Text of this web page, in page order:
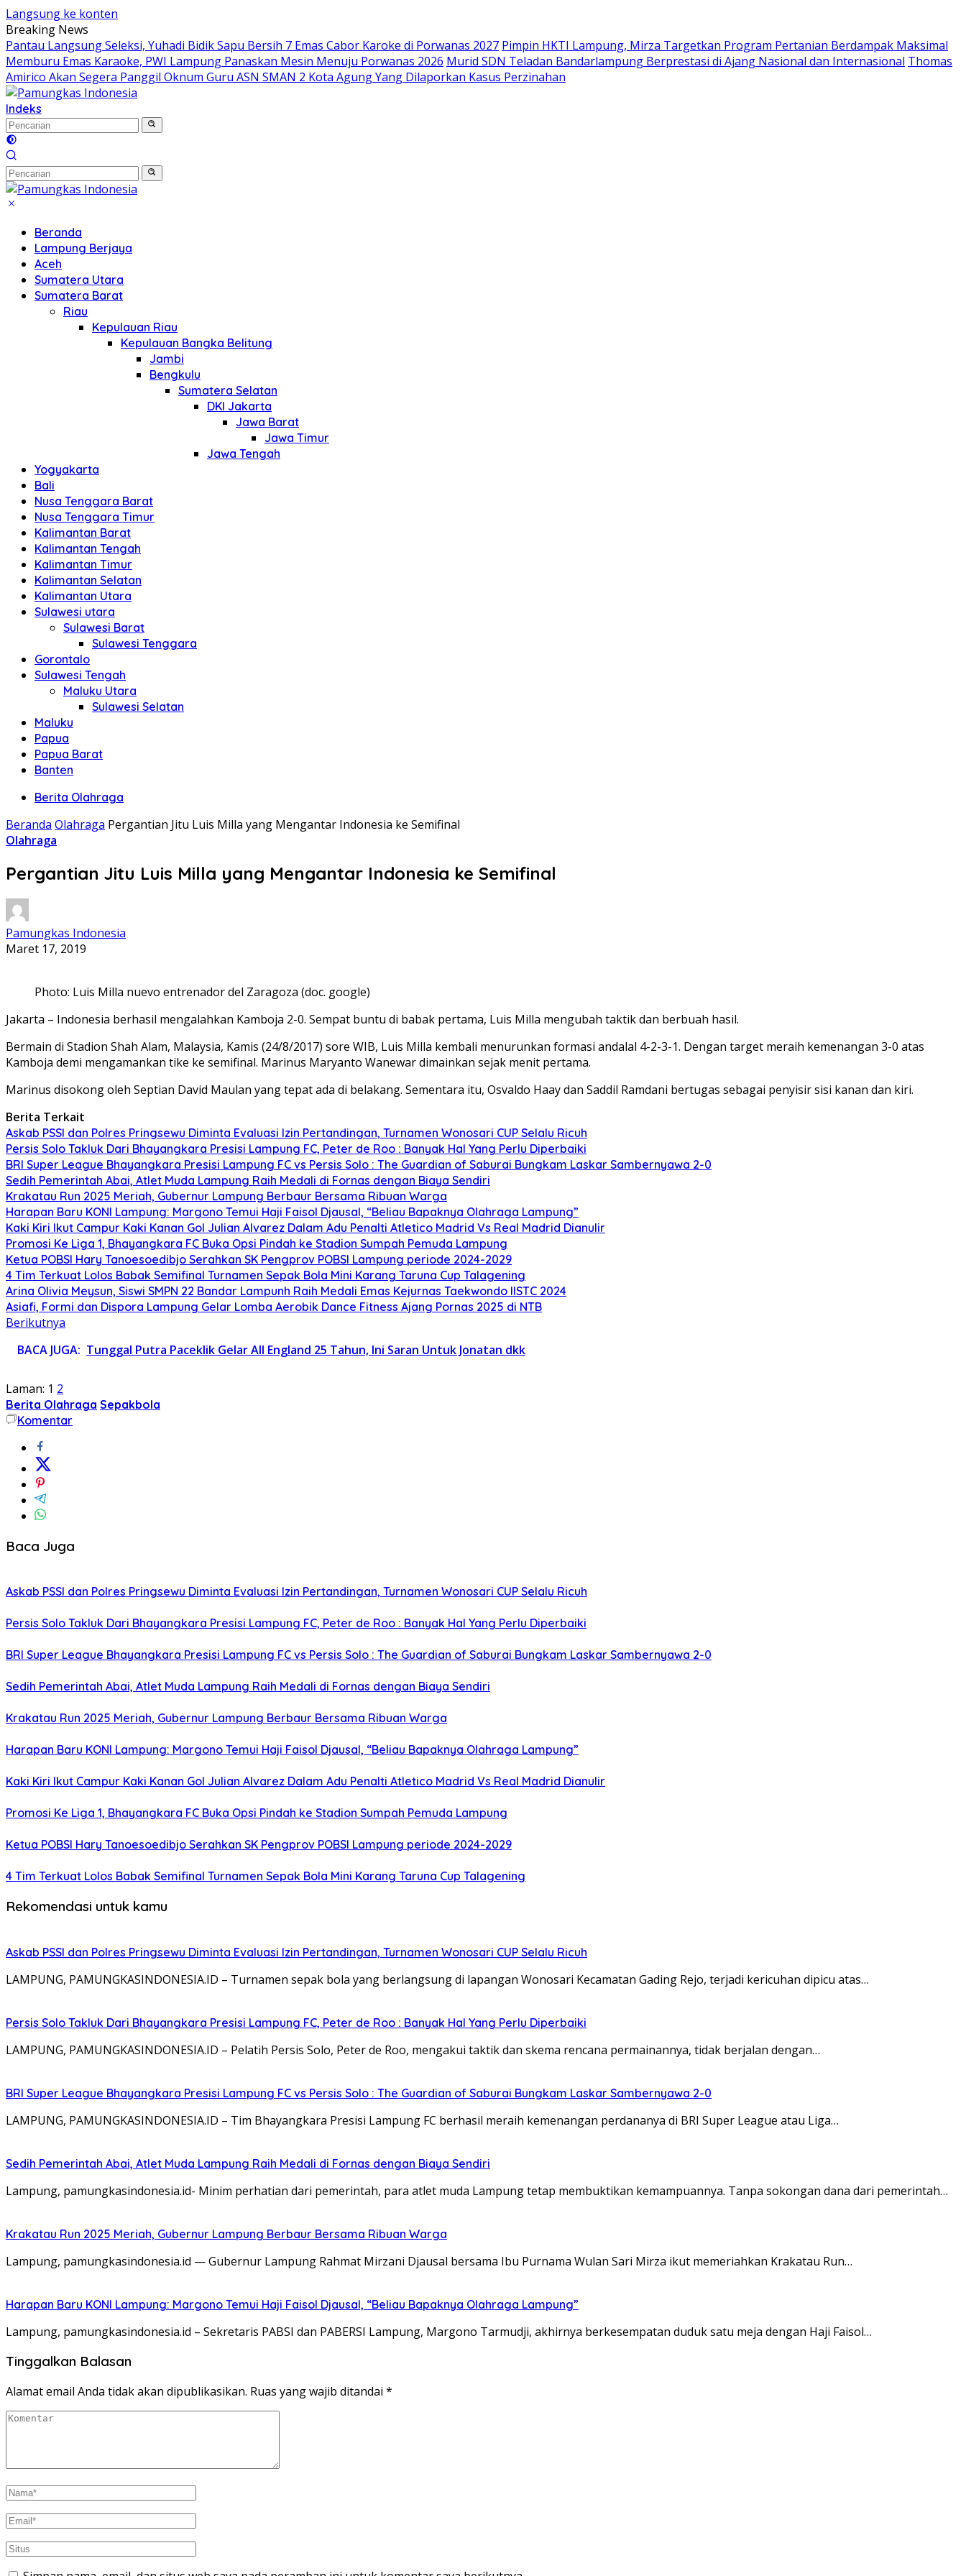
Langsung ke konten
Breaking News
Pantau Langsung Seleksi, Yuhadi Bidik Sapu Bersih 7 Emas Cabor Karoke di Porwanas 2027 Pimpin HKTI Lampung, Mirza Targetkan Program Pertanian Berdampak Maksimal
Memburu Emas Karaoke, PWI Lampung Panaskan Mesin Menuju Porwanas 2026 Murid SDN Teladan Bandarlampung Berprestasi di Ajang Nasional dan Internasional Thomas
Amirico Akan Segera Panggil Oknum Guru ASN SMAN 2 Kota Agung Yang Dilaporkan Kasus Perzinahan
Indeks
Beranda
Lampung Berjaya
Aceh
Sumatera Utara
Sumatera Barat
Riau
Kepulauan Riau
Kepulauan Bangka Belitung
Jambi
Bengkulu
Sumatera Selatan
DKI Jakarta
Jawa Barat
Jawa Timur
Jawa Tengah
Yogyakarta
Bali
Nusa Tenggara Barat
Nusa Tenggara Timur
Kalimantan Barat
Kalimantan Tengah
Kalimantan Timur
Kalimantan Selatan
Kalimantan Utara
Sulawesi utara
Sulawesi Barat
Sulawesi Tenggara
Gorontalo
Sulawesi Tengah
Maluku Utara
Sulawesi Selatan
Maluku
Papua
Papua Barat
Banten
Berita Olahraga
Beranda Olahraga Pergantian Jitu Luis Milla yang Mengantar Indonesia ke Semifinal
Olahraga
Pergantian Jitu Luis Milla yang Mengantar Indonesia ke Semifinal
Pamungkas Indonesia
Maret 17, 2019
Photo: Luis Milla nuevo entrenador del Zaragoza (doc. google)
Jakarta – Indonesia berhasil mengalahkan Kamboja 2-0. Sempat buntu di babak pertama, Luis Milla mengubah taktik dan berbuah hasil.
Bermain di Stadion Shah Alam, Malaysia, Kamis (24/8/2017) sore WIB, Luis Milla kembali menurunkan formasi andalal 4-2-3-1. Dengan target meraih kemenangan 3-0 atas
Kamboja demi mengamankan tike ke semifinal. Marinus Maryanto Wanewar dimainkan sejak menit pertama.
Marinus disokong oleh Septian David Maulan yang tepat ada di belakang. Sementara itu, Osvaldo Haay dan Saddil Ramdani bertugas sebagai penyisir sisi kanan dan kiri.
Berita Terkait
Askab PSSI dan Polres Pringsewu Diminta Evaluasi Izin Pertandingan, Turnamen Wonosari CUP Selalu Ricuh
Persis Solo Takluk Dari Bhayangkara Presisi Lampung FC, Peter de Roo : Banyak Hal Yang Perlu Diperbaiki
BRI Super League Bhayangkara Presisi Lampung FC vs Persis Solo : The Guardian of Saburai Bungkam Laskar Sambernyawa 2-0
Sedih Pemerintah Abai, Atlet Muda Lampung Raih Medali di Fornas dengan Biaya Sendiri
Krakatau Run 2025 Meriah, Gubernur Lampung Berbaur Bersama Ribuan Warga
Harapan Baru KONI Lampung: Margono Temui Haji Faisol Djausal, “Beliau Bapaknya Olahraga Lampung”
Kaki Kiri Ikut Campur Kaki Kanan Gol Julian Alvarez Dalam Adu Penalti Atletico Madrid Vs Real Madrid Dianulir
Promosi Ke Liga 1, Bhayangkara FC Buka Opsi Pindah ke Stadion Sumpah Pemuda Lampung
Ketua POBSI Hary Tanoesoedibjo Serahkan SK Pengprov POBSI Lampung periode 2024-2029
4 Tim Terkuat Lolos Babak Semifinal Turnamen Sepak Bola Mini Karang Taruna Cup Talagening
Arina Olivia Meysun, Siswi SMPN 22 Bandar Lampunh Raih Medali Emas Kejurnas Taekwondo IISTC 2024
Asiafi, Formi dan Dispora Lampung Gelar Lomba Aerobik Dance Fitness Ajang Pornas 2025 di NTB
Berikutnya
BACA JUGA: Tunggal Putra Paceklik Gelar All England 25 Tahun, Ini Saran Untuk Jonatan dkk
Laman: 1 2
Berita Olahraga Sepakbola
Komentar
Baca Juga
Askab PSSI dan Polres Pringsewu Diminta Evaluasi Izin Pertandingan, Turnamen Wonosari CUP Selalu Ricuh
Persis Solo Takluk Dari Bhayangkara Presisi Lampung FC, Peter de Roo : Banyak Hal Yang Perlu Diperbaiki
BRI Super League Bhayangkara Presisi Lampung FC vs Persis Solo : The Guardian of Saburai Bungkam Laskar Sambernyawa 2-0
Sedih Pemerintah Abai, Atlet Muda Lampung Raih Medali di Fornas dengan Biaya Sendiri
Krakatau Run 2025 Meriah, Gubernur Lampung Berbaur Bersama Ribuan Warga
Harapan Baru KONI Lampung: Margono Temui Haji Faisol Djausal, “Beliau Bapaknya Olahraga Lampung”
Kaki Kiri Ikut Campur Kaki Kanan Gol Julian Alvarez Dalam Adu Penalti Atletico Madrid Vs Real Madrid Dianulir
Promosi Ke Liga 1, Bhayangkara FC Buka Opsi Pindah ke Stadion Sumpah Pemuda Lampung
Ketua POBSI Hary Tanoesoedibjo Serahkan SK Pengprov POBSI Lampung periode 2024-2029
4 Tim Terkuat Lolos Babak Semifinal Turnamen Sepak Bola Mini Karang Taruna Cup Talagening
Rekomendasi untuk kamu
Askab PSSI dan Polres Pringsewu Diminta Evaluasi Izin Pertandingan, Turnamen Wonosari CUP Selalu Ricuh
LAMPUNG, PAMUNGKASINDONESIA.ID – Turnamen sepak bola yang berlangsung di lapangan Wonosari Kecamatan Gading Rejo, terjadi kericuhan dipicu atas…
Persis Solo Takluk Dari Bhayangkara Presisi Lampung FC, Peter de Roo : Banyak Hal Yang Perlu Diperbaiki
LAMPUNG, PAMUNGKASINDONESIA.ID – Pelatih Persis Solo, Peter de Roo, mengakui taktik dan skema rencana permainannya, tidak berjalan dengan…
BRI Super League Bhayangkara Presisi Lampung FC vs Persis Solo : The Guardian of Saburai Bungkam Laskar Sambernyawa 2-0
LAMPUNG, PAMUNGKASINDONESIA.ID – Tim Bhayangkara Presisi Lampung FC berhasil meraih kemenangan perdananya di BRI Super League atau Liga…
Sedih Pemerintah Abai, Atlet Muda Lampung Raih Medali di Fornas dengan Biaya Sendiri
Lampung, pamungkasindonesia.id- Minim perhatian dari pemerintah, para atlet muda Lampung tetap membuktikan kemampuannya. Tanpa sokongan dana dari pemerintah…
Krakatau Run 2025 Meriah, Gubernur Lampung Berbaur Bersama Ribuan Warga
Lampung, pamungkasindonesia.id — Gubernur Lampung Rahmat Mirzani Djausal bersama Ibu Purnama Wulan Sari Mirza ikut memeriahkan Krakatau Run…
Harapan Baru KONI Lampung: Margono Temui Haji Faisol Djausal, “Beliau Bapaknya Olahraga Lampung”
Lampung, pamungkasindonesia.id – Sekretaris PABSI dan PABERSI Lampung, Margono Tarmudji, akhirnya berkesempatan duduk satu meja dengan Haji Faisol…
Tinggalkan Balasan
Alamat email Anda tidak akan dipublikasikan. Ruas yang wajib ditandai *